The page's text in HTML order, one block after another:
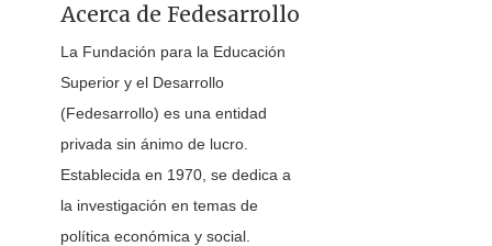
Acerca de Fedesarrollo
La Fundación para la Educación
Superior y el Desarrollo
(Fedesarrollo) es una entidad
privada sin ánimo de lucro.
Establecida en 1970, se dedica a
la investigación en temas de
política económica y social.